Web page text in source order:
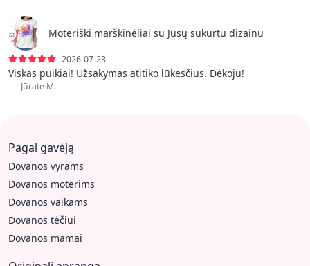
Moteriški marškinėliai su Jūsų sukurtu dizainu
2026-07-23
Viskas puikiai! Užsakymas atitiko lūkesčius. Dėkoju!
Jūratė M.
Pagal gavėją
Dovanos vyrams
Dovanos moterims
Dovanos vaikams
Dovanos tėčiui
Dovanos mamai